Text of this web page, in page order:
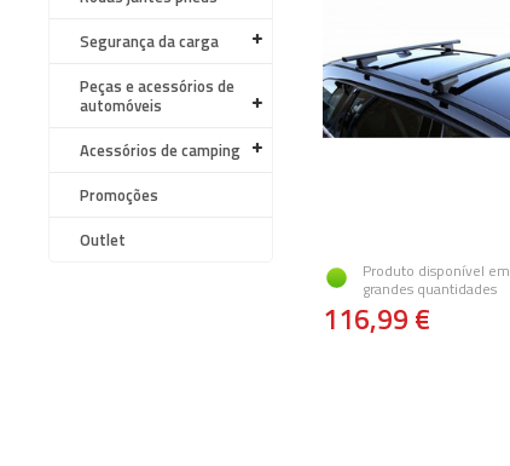
Segurança da carga
Peças e acessórios de
automóveis
Acessórios de camping
Promoções
Outlet
Produto disponível em
grandes quantidades
116,99 €